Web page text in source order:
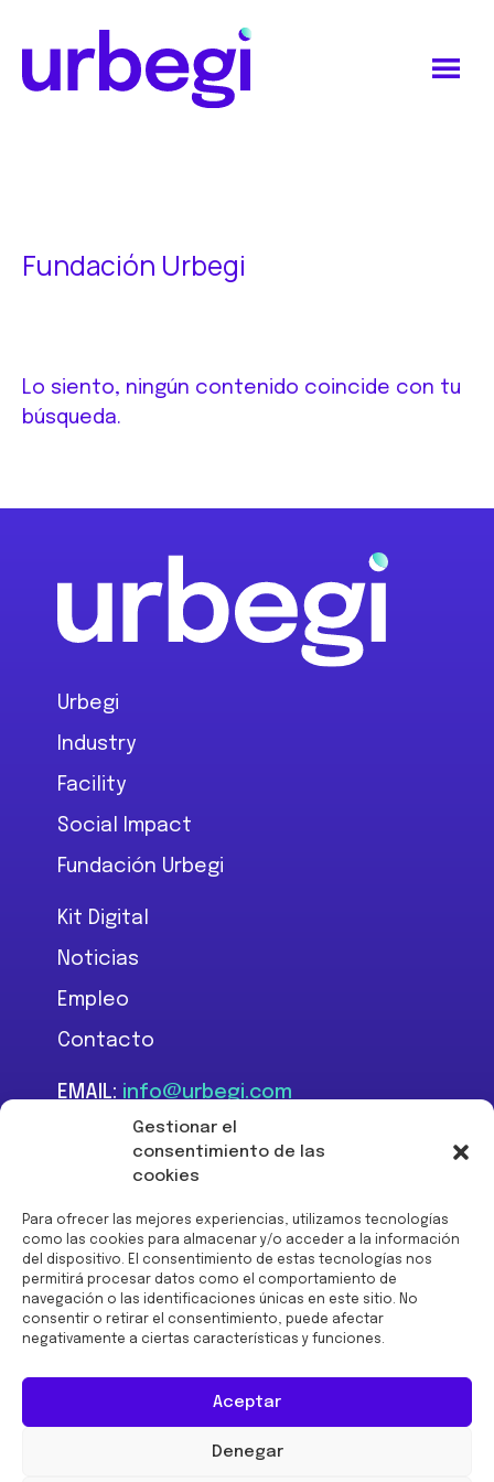
Gestionar el
consentimiento de las
cookies
Para ofrecer las mejores experiencias, utilizamos tecnologías
como las cookies para almacenar y/o acceder a la información
del dispositivo. El consentimiento de estas tecnologías nos
permitirá procesar datos como el comportamiento de
navegación o las identificaciones únicas en este sitio. No
consentir o retirar el consentimiento, puede afectar
negativamente a ciertas características y funciones.
Aceptar
Denegar
contenido
pie
Fundación Urbegi
Lo siento, ningún contenido coincide con tu
búsqueda.
Footer
Urbegi
Industry
Facility
Social Impact
Fundación Urbegi
Kit Digital
Noticias
Empleo
Contacto
EMAIL: info@urbegi.com
+34 946 801 934
Financiado por la Unión
Europea -
NextGenerationEU: